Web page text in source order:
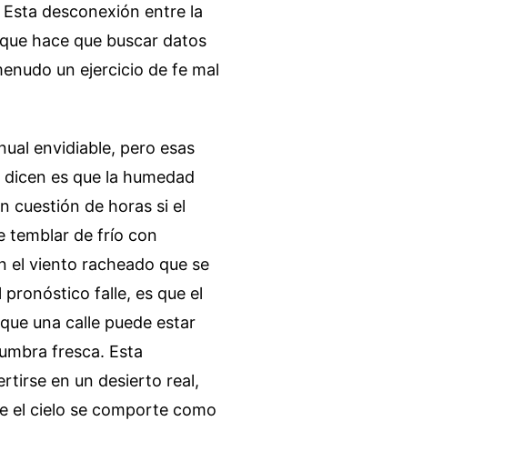
desconexión entre la
hace que buscar datos
un ejercicio de fe mal
envidiable, pero esas
es que la humedad
cuestión de horas si el
temblar de frío con
el viento racheado que se
pronóstico falle, es que el
una calle puede estar
fresca. Esta
en un desierto real,
el cielo se comporte como